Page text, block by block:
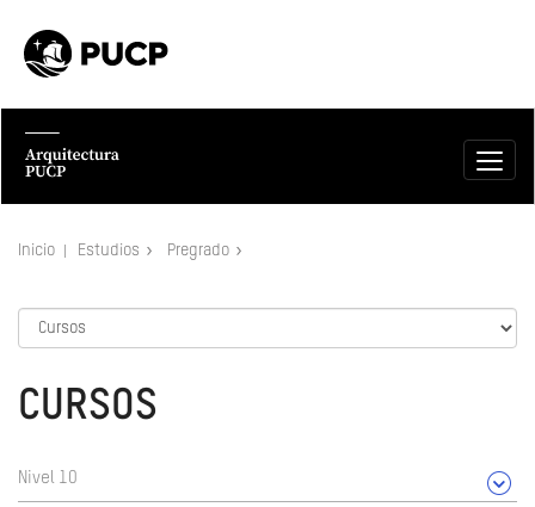
Inicio Estudios Pregrado
CURSOS
Nivel 10